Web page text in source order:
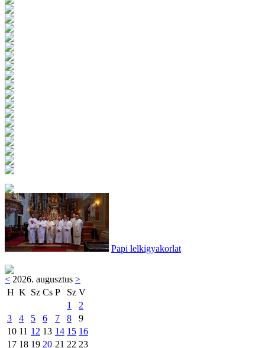
Papi lelkigyakorlat
< 2026. augusztus >
H K Sz Cs P Sz V
1
2
3
4 5 6 7 8
9
10 11 12 13 14 15 16
17 18 19 20 21 22 23